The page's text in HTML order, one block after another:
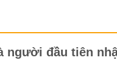
người đầu tiên